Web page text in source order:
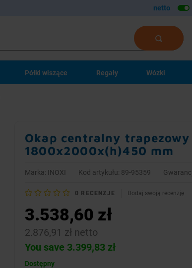
netto
Półki wiszące Regały Wózki
Okap centralny
1800x2000x(h)450 mm
Marka: INOXI Kod artykułu: 89-95359
0 RECENZJE Dodaj swoją recenzję
3.538,60 zł
2.876,91 zł netto
You save 3.399,83 zł
Dostępny